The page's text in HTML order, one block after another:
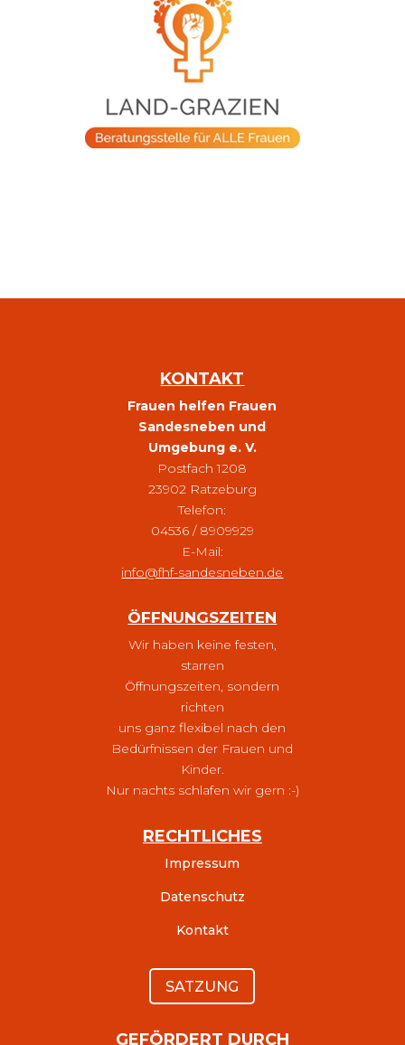
KONTAKT
Frauen helfen Frauen
Sandesneben und
Umgebung e. V.
Postfach 1208
23902 Ratzeburg
Telefon:
04536 / 8909929
E-Mail:
info@fhf-sandesneben.de
ÖFFNUNGSZEITEN
Wir haben keine festen,
starren
Öffnungszeiten, sondern
richten
uns ganz flexibel nach den
Bedürfnissen der Frauen und
Kinder.
Nur nachts schlafen wir gern :-)
RECHTLICHES
Impressum
Datenschutz
Kontakt
SATZUNG
GEFÖRDERT DURCH